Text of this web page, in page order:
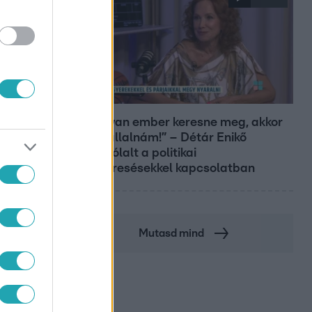
„Ha olyan ember keresne meg, akkor
sem vállalnám!” – Détár Enikő
megszólalt a politikai
megkeresésekkel kapcsolatban
Mutasd mind